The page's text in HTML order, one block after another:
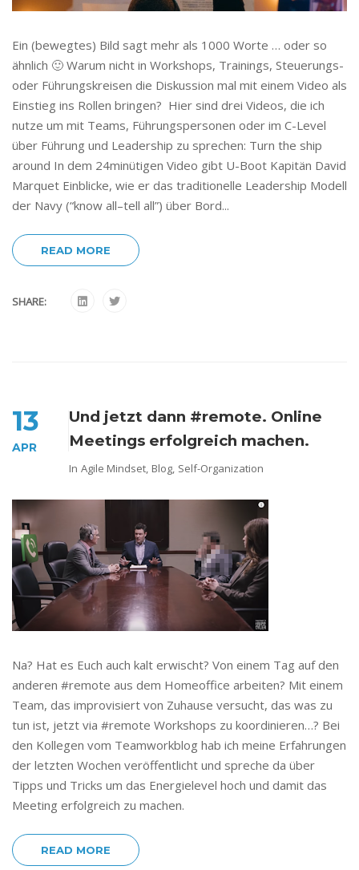
Ein (bewegtes) Bild sagt mehr als 1000 Worte … oder so
ähnlich 🙂 Warum nicht in Workshops, Trainings, Steuerungs-
oder Führungskreisen die Diskussion mal mit einem Video als
Einstieg ins Rollen bringen? Hier sind drei Videos, die ich
nutze um mit Teams, Führungspersonen oder im C-Level
über Führung und Leadership zu sprechen: Turn the ship
around In dem 24minütigen Video gibt U-Boot Kapitän David
Marquet Einblicke, wie er das traditionelle Leadership Modell
der Navy (“know all–tell all”) über Bord...
READ MORE
SHARE:
13
APR
Und jetzt dann #remote. Online
Meetings erfolgreich machen.
In Agile Mindset, Blog, Self-Organization
Na? Hat es Euch auch kalt erwischt? Von einem Tag auf den
anderen #remote aus dem Homeoffice arbeiten? Mit einem
Team, das improvisiert von Zuhause versucht, das was zu
tun ist, jetzt via #remote Workshops zu koordinieren…? Bei
den Kollegen vom Teamworkblog hab ich meine Erfahrungen
der letzten Wochen veröffentlicht und spreche da über
Tipps und Tricks um das Energielevel hoch und damit das
Meeting erfolgreich zu machen.
READ MORE